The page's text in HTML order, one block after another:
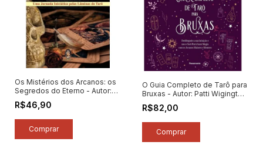
Os Mistérios dos Arcanos: os
Segredos do Eterno - Autor:
Alexandre Garzeri (2012)
[novo]
R$46,90
O Guia Completo de Tarô para
Bruxas - Autor: Patti Wigington
(2023) [novo]
R$82,00